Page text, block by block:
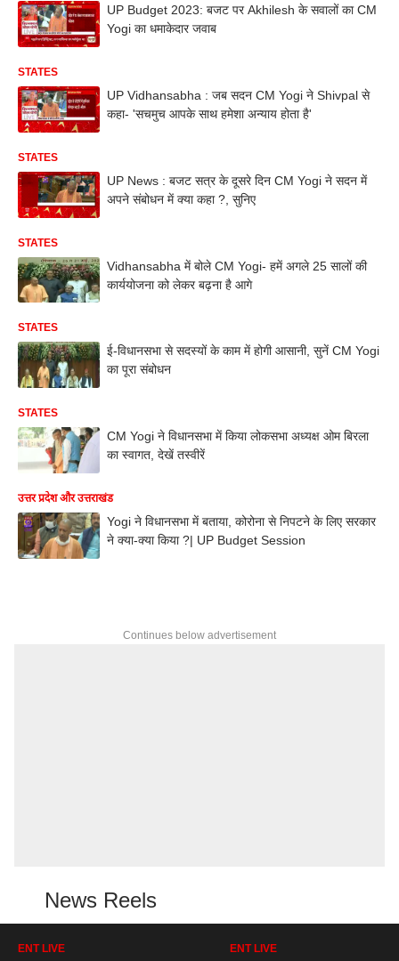
UP Budget 2023: बजट पर Akhilesh के सवालों का CM
Yogi का धमाकेदार जवाब
STATES
UP Vidhansabha : जब सदन CM Yogi ने Shivpal से
कहा- 'सचमुच आपके साथ हमेशा अन्याय होता है'
STATES
UP News : बजट सत्र के दूसरे दिन CM Yogi ने सदन में
अपने संबोधन में क्या कहा ?, सुनिए
STATES
Vidhansabha में बोले CM Yogi- हमें अगले 25 सालों की
कार्ययोजना को लेकर बढ़ना है आगे
STATES
ई-विधानसभा से सदस्यों के काम में होगी आसानी, सुनें CM Yogi
का पूरा संबोधन
STATES
CM Yogi ने विधानसभा में किया लोकसभा अध्यक्ष ओम बिरला
का स्वागत, देखें तस्वीरें
उत्तर प्रदेश और उत्तराखंड
Yogi ने विधानसभा में बताया, कोरोना से निपटने के लिए सरकार
ने क्या-क्या किया ?| UP Budget Session
Continues below advertisement
News Reels
ENT LIVE ENT LIVE